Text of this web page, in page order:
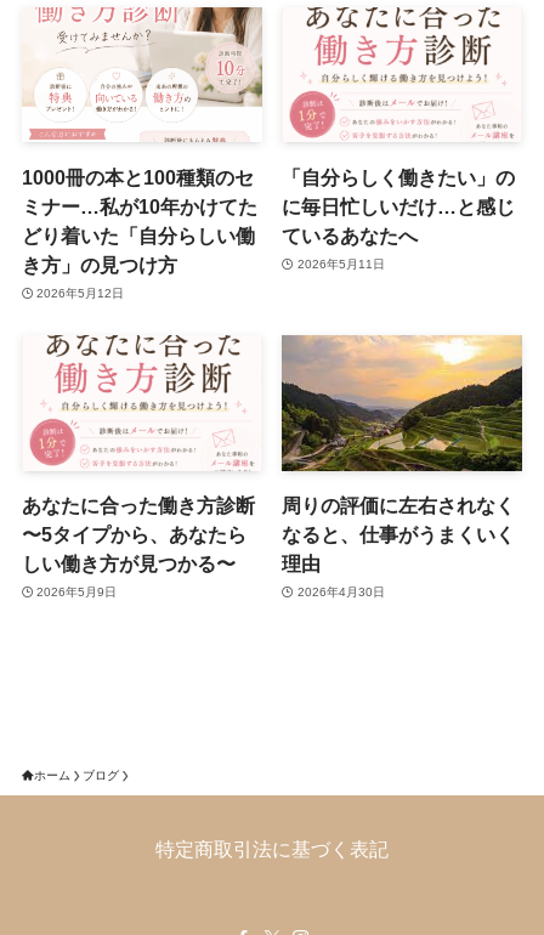
1000冊の本と100種類のセ
ミナー…私が10年かけてた
どり着いた「自分らしい働
き方」の見つけ方
2026年5月12日
「自分らしく働きたい」の
に毎日忙しいだけ…と感じ
ているあなたへ
2026年5月11日
あなたに合った働き方診断
〜5タイプから、あなたら
しい働き方が見つかる〜
2026年5月9日
周りの評価に左右されなく
なると、仕事がうまくいく
理由
2026年4月30日
ホーム ブログ
特定商取引法に基づく表記